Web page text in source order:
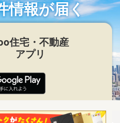
情報が届く
住宅・不動産
アプリ